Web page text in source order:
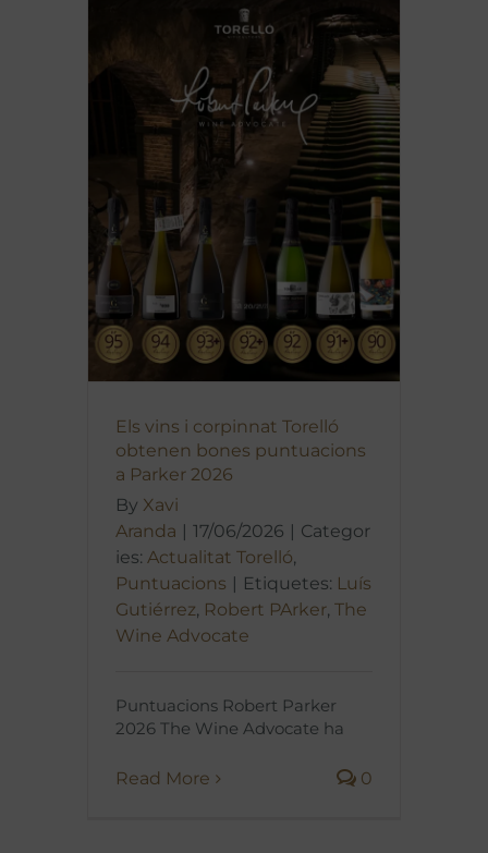
Els vins i corpinnat Torelló
obtenen bones puntuacions
a Parker 2026
By Xavi
Aranda | 17/06/2026 | Categor
ies: Actualitat Torelló,
Puntuacions | Etiquetes: Luís
Gutiérrez, Robert PArker, The
Wine Advocate
Puntuacions Robert Parker
2026 The Wine Advocate ha
Read More 0